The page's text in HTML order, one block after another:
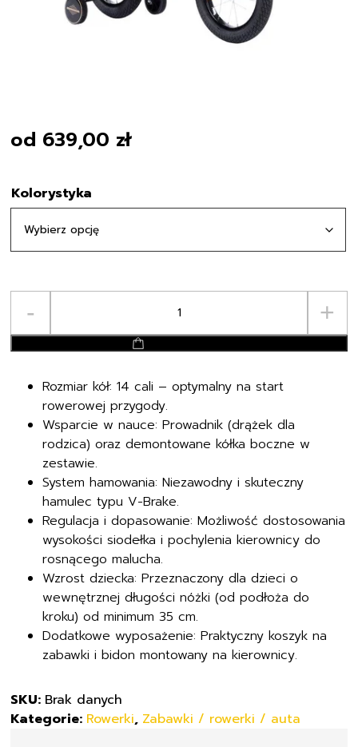
od 639,00 zł
Kolorystyka
-
Rower
Dziecięcy
TOMABIKE
+
Rozmiar kół: 14 cali – optymalny na start
rowerowej przygody.
Wsparcie w nauce: Prowadnik (drążek dla
rodzica) oraz demontowane kółka boczne w
zestawie.
System hamowania: Niezawodny i skuteczny
hamulec typu V-Brake.
Regulacja i dopasowanie: Możliwość dostosowania
wysokości siodełka i pochylenia kierownicy do
rosnącego malucha.
Wzrost dziecka: Przeznaczony dla dzieci o
wewnętrznej długości nóżki (od podłoża do
kroku) od minimum 35 cm.
Dodatkowe wyposażenie: Praktyczny koszyk na
zabawki i bidon montowany na kierownicy.
SKU: Brak danych
Kategorie: Rowerki, Zabawki / rowerki / auta